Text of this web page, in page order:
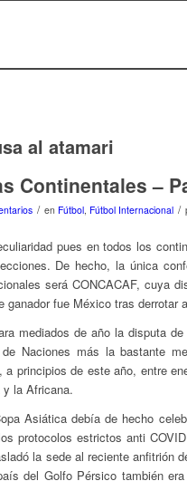
al atamari
Continentales –
/ en Fútbol, Fútbol Internacional /
pues en todos los
De hecho, la única
será CONCACAF, cuya
ganador fue México tras derrotar
mediados de año la disputa
Naciones más la bastante
a principios de este año, entre
la Africana.
Asiática debía de hecho
protocolos estrictos anti
la sede al reciente anfitrión
del Golfo Pérsico también